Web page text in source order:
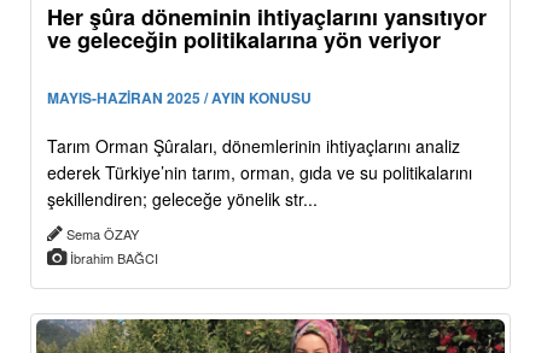
Her şûra döneminin ihtiyaçlarını yansıtıyor
ve geleceğin politikalarına yön veriyor
MAYIS-HAZİRAN 2025 / AYIN KONUSU
Tarım Orman Şûraları, dönemlerinin ihtiyaçlarını analiz
ederek Türkiye’nin tarım, orman, gıda ve su politikalarını
şekillendiren; geleceğe yönelik str...
Sema ÖZAY
İbrahim BAĞCI